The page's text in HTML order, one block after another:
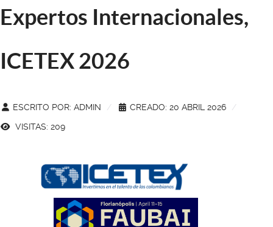
Expertos Internacionales,
ICETEX 2026
ESCRITO POR: ADMIN
CREADO: 20 ABRIL 2026
VISITAS: 209